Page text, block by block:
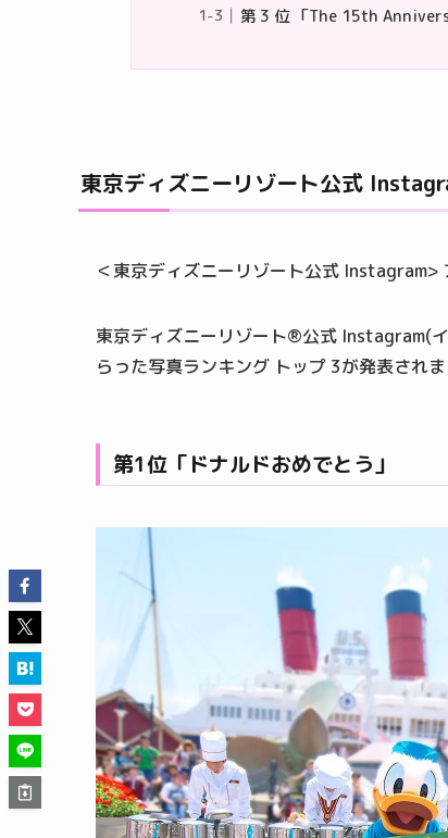
第 3 位 「The 15th
東京ディズニーリゾート公式
＜東京ディズニーリゾート公式 Instagram>
東京ディズニーリゾート®公式 Instagram(
らった写真ランキング トップ 3が発表されま
第1位「ドナルドおめでとう」